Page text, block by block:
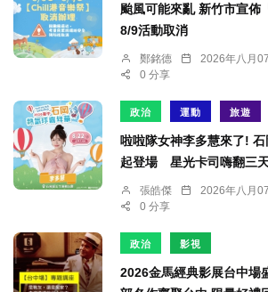
颱風可能來亂 新竹市宣佈
8/9活動取消
鄭銘德 2026年八月
0 分享
政治 運動 旅遊
啦啦隊女神李多慧來了!
起登場 星光卡司嗨翻三
張皓傑 2026年八月
0 分享
政治 影視
2026金馬經典影展台中場